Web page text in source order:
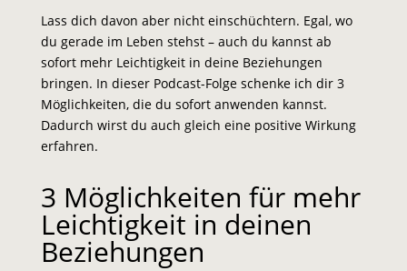
Lass dich davon aber nicht einschüchtern. Egal, wo
du gerade im Leben stehst – auch du kannst ab
sofort mehr Leichtigkeit in deine Beziehungen
bringen. In dieser Podcast-Folge schenke ich dir 3
Möglichkeiten, die du sofort anwenden kannst.
Dadurch wirst du auch gleich eine positive Wirkung
erfahren.
3 Möglichkeiten für mehr
Leichtigkeit in deinen
Beziehungen